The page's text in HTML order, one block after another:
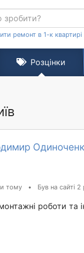
ремонт в 1-к квартирі
Розцінки
тому • Був на сайті
роботи та